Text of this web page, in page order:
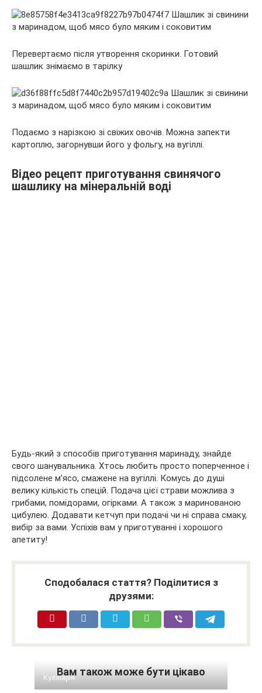
Перевертаємо після утворення скоринки. Готовий
шашлик знімаємо в тарілку
Подаємо з нарізкою зі свіжих овочів. Можна запекти
картоплю, загорнувши його у фольгу, на вугіллі.
Відео рецепт приготування свинячого
шашлику на мінеральній воді
Будь-який з способів приготування маринаду, знайде
свого шанувальника. Хтось любить просто поперченное і
підсолене м’ясо, смажене на вугіллі. Комусь до душі
велику кількість спецій. Подача цієї страви можлива з
грибами, помідорами, огірками. А також з маринованою
цибулею. Додавати кетчуп при подачі чи ні справа смаку,
вибір за вами. Успіхів вам у приготуванні і хорошого
апетиту!
Сподобалася стаття? Поділитися з
друзями:
Вам також може бути цікаво
Кулінарія